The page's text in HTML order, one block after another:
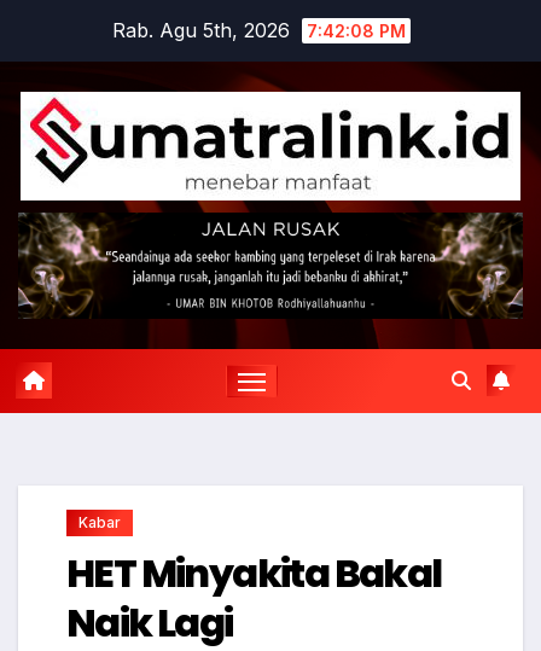
content
Rab. Agu 5th, 2026 7:42:08 PM
Kabar
HET Minyakita Bakal
Naik Lagi